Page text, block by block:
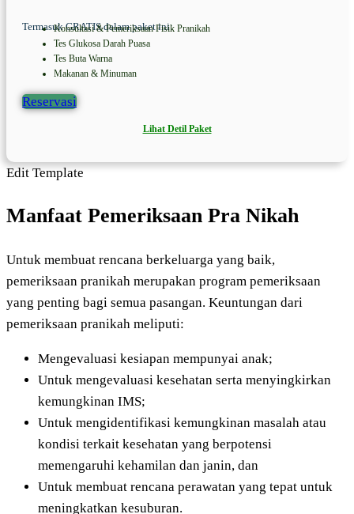
Termasuk GRATIS dalam paket ini:
Konsultasi & Pemeriksaan Fisik Pranikah
Tes Glukosa Darah Puasa
Tes Buta Warna
Makanan & Minuman
Reservasi
Lihat Detil Paket
Edit Template
Manfaat Pemeriksaan Pra Nikah
Untuk membuat rencana berkeluarga yang baik,
pemeriksaan pranikah merupakan program pemeriksaan
yang penting bagi semua pasangan. Keuntungan dari
pemeriksaan pranikah meliputi:
Mengevaluasi kesiapan mempunyai anak;
Untuk mengevaluasi kesehatan serta menyingkirkan
kemungkinan IMS;
Untuk mengidentifikasi kemungkinan masalah atau
kondisi terkait kesehatan yang berpotensi
memengaruhi kehamilan dan janin, dan
Untuk membuat rencana perawatan yang tepat untuk
meningkatkan kesuburan.